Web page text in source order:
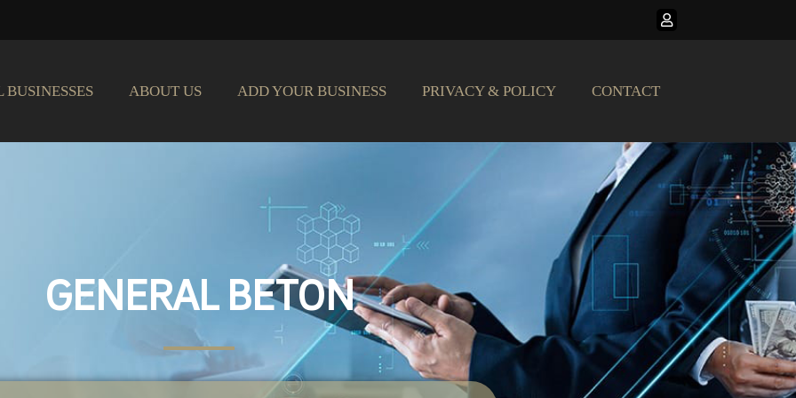
BUSINESSES ABOUT US ADD YOUR BUSINESS PRIVACY & POLICY CONTACT
GENERAL BETON